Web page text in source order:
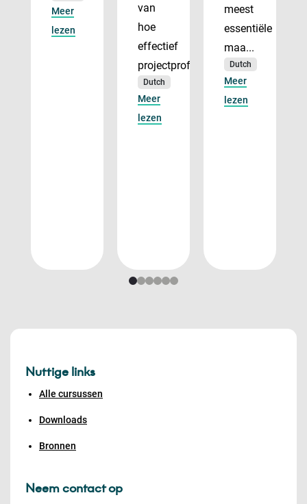
Meer
lezen
van
hoe
effectief
projectprofes...
Dutch
Meer
lezen
meest
essentiële
maa...
Dutch
Meer
lezen
Nuttige links
Alle cursussen
Downloads
Bronnen
Neem contact op